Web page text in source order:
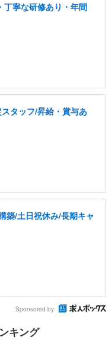
丁寧な研修あり・年間
タッフ/昇給・賞与あ
築/土日祝休み/長期キャ
Sponsored by
キング